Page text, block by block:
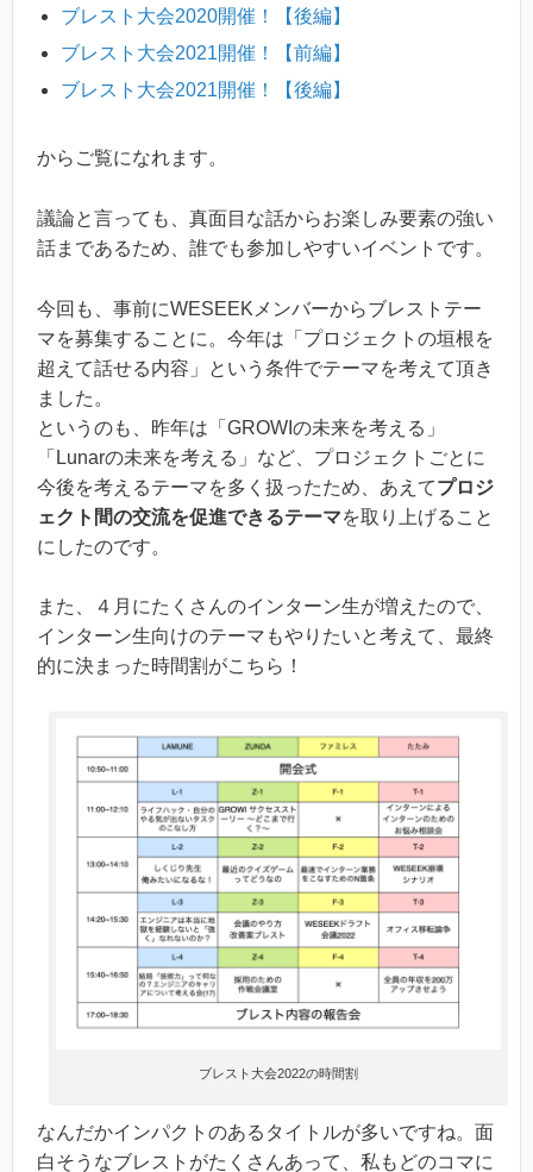
ブレスト大会2020開催！【後編】
ブレスト大会2021開催！【前編】
ブレスト大会2021開催！【後編】
からご覧になれます。
議論と言っても、真面目な話からお楽しみ要素の強い
話まであるため、誰でも参加しやすいイベントです。
今回も、事前にWESEEKメンバーからブレストテー
マを募集することに。今年は「プロジェクトの垣根を
超えて話せる内容」という条件でテーマを考えて頂き
ました。
というのも、昨年は「GROWIの未来を考える」
「Lunarの未来を考える」など、プロジェクトごとに
今後を考えるテーマを多く扱ったため、あえてプロジ
ェクト間の交流を促進できるテーマを取り上げること
にしたのです。
また、４月にたくさんのインターン生が増えたので、
インターン生向けのテーマもやりたいと考えて、最終
的に決まった時間割がこちら！
ブレスト大会2022の時間割
なんだかインパクトのあるタイトルが多いですね。面
白そうなブレストがたくさんあって、私もどのコマに